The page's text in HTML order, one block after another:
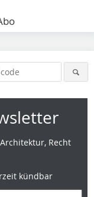
Recht
kündbar